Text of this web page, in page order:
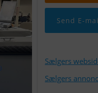
Send E-
Sælgers
Sælgers